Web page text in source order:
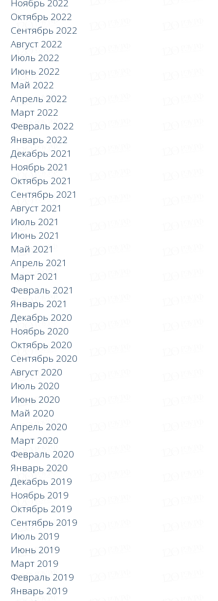
Ноябрь 2022
Октябрь 2022
Сентябрь 2022
Август 2022
Июль 2022
Июнь 2022
Май 2022
Апрель 2022
Март 2022
Февраль 2022
Январь 2022
Декабрь 2021
Ноябрь 2021
Октябрь 2021
Сентябрь 2021
Август 2021
Июль 2021
Июнь 2021
Май 2021
Апрель 2021
Март 2021
Февраль 2021
Январь 2021
Декабрь 2020
Ноябрь 2020
Октябрь 2020
Сентябрь 2020
Август 2020
Июль 2020
Июнь 2020
Май 2020
Апрель 2020
Март 2020
Февраль 2020
Январь 2020
Декабрь 2019
Ноябрь 2019
Октябрь 2019
Сентябрь 2019
Июль 2019
Июнь 2019
Март 2019
Февраль 2019
Январь 2019